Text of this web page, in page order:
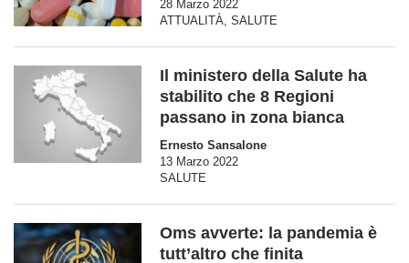
28 Marzo 2022
ATTUALITÀ SALUTE
Il ministero della Salute ha
stabilito che 8 Regioni
passano in zona bianca
Ernesto Sansalone
13 Marzo 2022
SALUTE
Oms avverte: la pandemia è
tutt’altro che finita